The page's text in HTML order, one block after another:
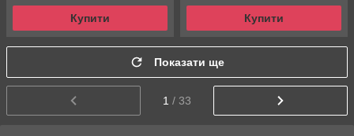
Купити Купити
Показати ще
1 / 33